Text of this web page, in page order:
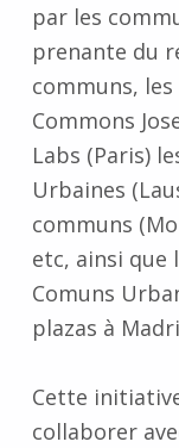
par les
prenante du
communs,
Commons
Labs (Paris)
Urbaines
communs
etc, ainsi que
Comuns
plazas à
Cette
collaborer